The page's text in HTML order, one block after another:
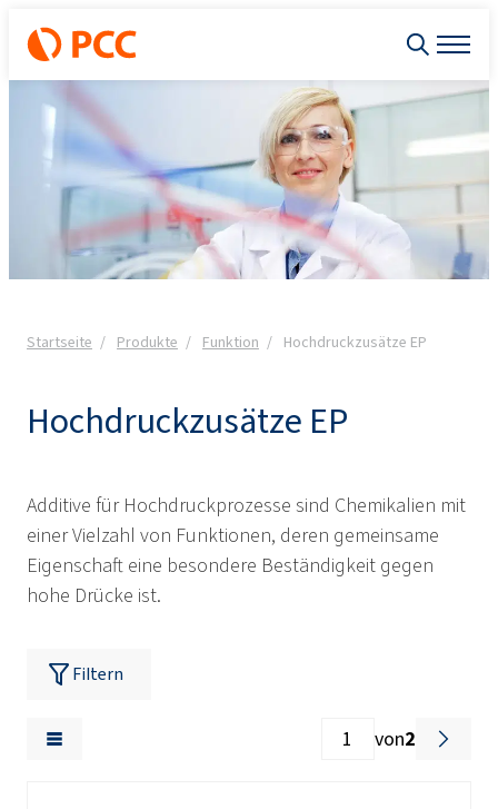
Startseite Produkte Funktion Hochdruckzusätze EP
Hochdruckzusätze EP
Additive für Hochdruckprozesse sind Chemikalien mit
einer Vielzahl von Funktionen, deren gemeinsame
Eigenschaft eine besondere Beständigkeit gegen
hohe Drücke ist.
Filtern
von2